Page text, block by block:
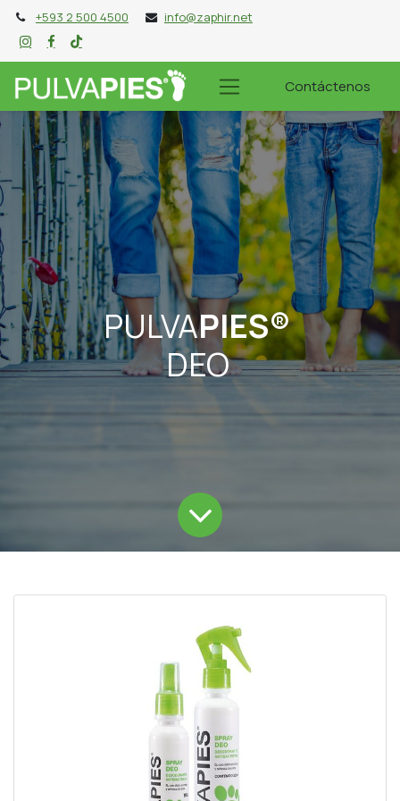
+593 2 500 4500 info@zaphir.net
Contáctenos
PULVAPIES®
DEO